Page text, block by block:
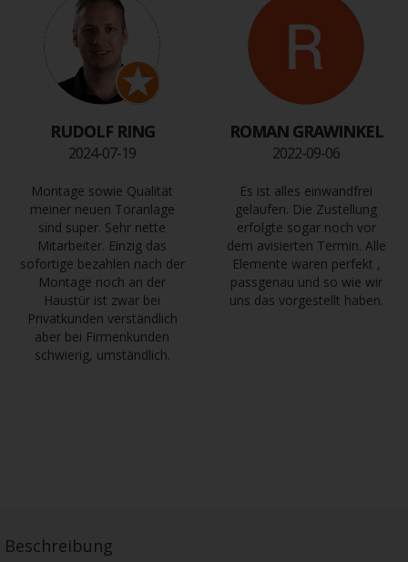
RUDOLF RING
2024-07-19
Montage sowie Qualität
meiner neuen Toranlage
sind super. Sehr nette
Mitarbeiter. Einzig das
sofortige bezahlen nach der
Montage noch an der
Haustür ist zwar bei
Privatkunden verständlich
aber bei Firmenkunden
schwierig, umständlich.
ROMAN GRAWINKEL
2022-09-06
Es ist alles einwandfrei
gelaufen. Die Zustellung
erfolgte sogar noch vor
dem avisierten Termin. Alle
Elemente waren perfekt ,
passgenau und so wie wir
uns das vorgestellt haben.
Beschreibung